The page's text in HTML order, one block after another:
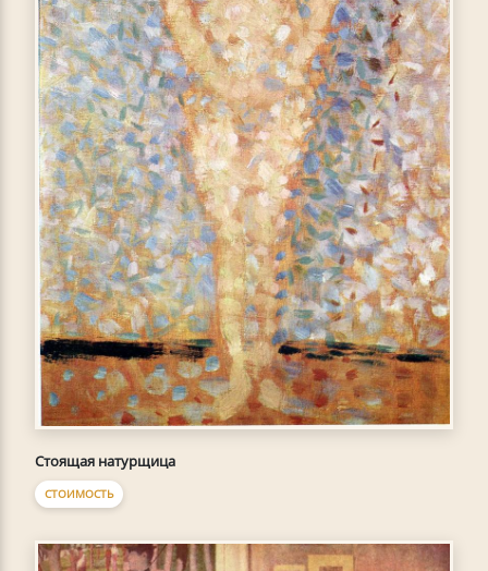
Стоящая натурщица
СТОИМОСТЬ